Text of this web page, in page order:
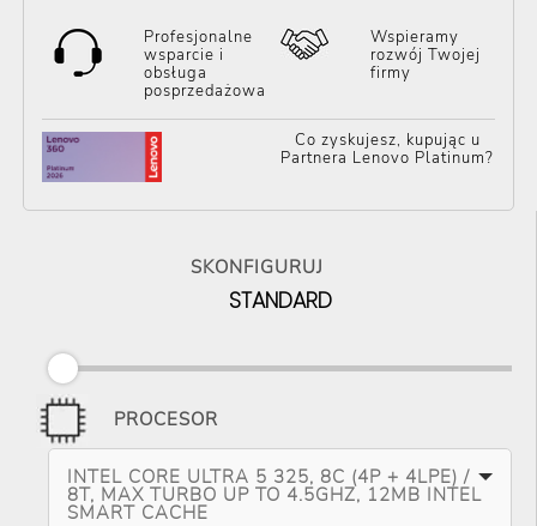
Profesjonalne
wsparcie i
obsługa
posprzedażowa
Wspieramy
rozwój Twojej
firmy
Co zyskujesz, kupując u
Partnera Lenovo Platinum?
SKONFIGURUJ
STANDARD
PROCESOR
INTEL CORE ULTRA 5 325, 8C (4P + 4LPE) /
8T, MAX TURBO UP TO 4.5GHZ, 12MB INTEL
SMART CACHE